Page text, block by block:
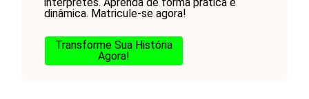
dinâmica. Matricule-se agora!
Transforme Sua História
Agora!